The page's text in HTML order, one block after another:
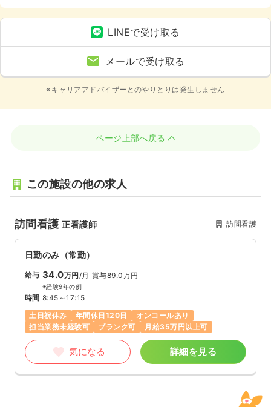
護、4週8休以上、土日休み
LINEで受け取る
メールで受け取る
※キャリアアドバイザーとのやりとりは発生しません
ページ上部へ戻る
この施設の他の求人
訪問看護正看護師 訪問看護
日勤のみ（常勤）
給与 34.0万円/月 賞与89.0万円
※経験9年の例
時間 8:45～17:15
土日祝休み
年間休日120日
オンコールあり
担当業務未経験可
ブランク可 月給35万円以上可
気になる 詳細を見る